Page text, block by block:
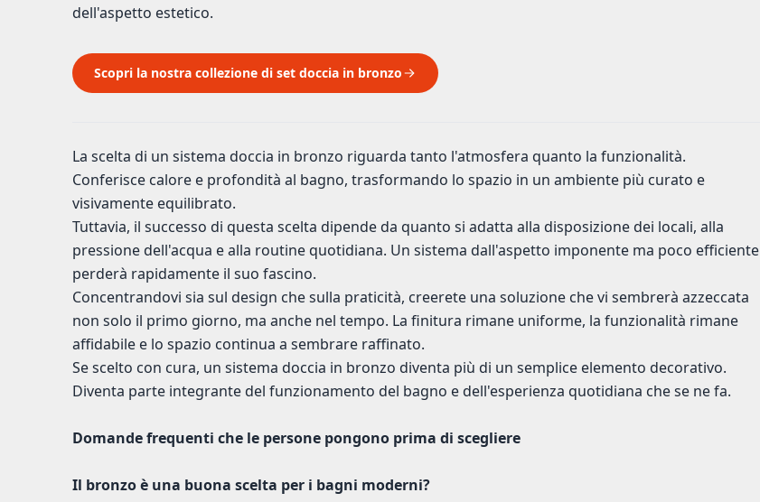
dell'aspetto estetico.
Scopri la nostra collezione di set doccia in bronzo
La scelta di un sistema doccia in bronzo riguarda tanto l'atmosfera quanto la funzionalità.
Conferisce calore e profondità al bagno, trasformando lo spazio in un ambiente più curato e
visivamente equilibrato.
Tuttavia, il successo di questa scelta dipende da quanto si adatta alla disposizione dei locali, alla
pressione dell'acqua e alla routine quotidiana. Un sistema dall'aspetto imponente ma poco efficiente
perderà rapidamente il suo fascino.
Concentrandovi sia sul design che sulla praticità, creerete una soluzione che vi sembrerà azzeccata
non solo il primo giorno, ma anche nel tempo. La finitura rimane uniforme, la funzionalità rimane
affidabile e lo spazio continua a sembrare raffinato.
Se scelto con cura, un sistema doccia in bronzo diventa più di un semplice elemento decorativo.
Diventa parte integrante del funzionamento del bagno e dell'esperienza quotidiana che se ne fa.
Domande frequenti che le persone pongono prima di scegliere
Il bronzo è una buona scelta per i bagni moderni?